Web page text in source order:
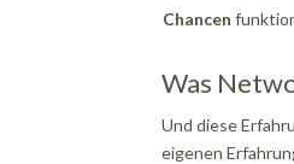
Chancen
Was
Und diese
eigenen